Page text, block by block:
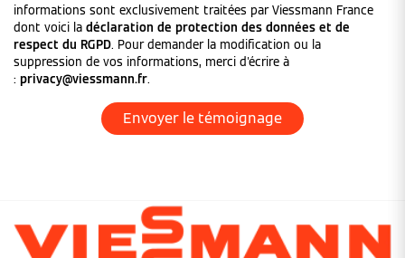
informations sont exclusivement traitées par Viessmann France
dont voici la déclaration de protection des données et de
respect du RGPD. Pour demander la modification ou la
suppression de vos informations, merci d'écrire à
: privacy@viessmann.fr.